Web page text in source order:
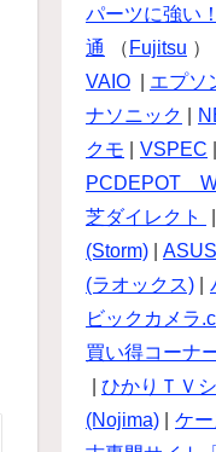
パーツに強い
通
（ Fujitsu ） |
VAIO
エプソ
ナソニック
クモ
VSPEC
PCDEPOT
芝ダイレクト
(Storm)
(ラオックス)
ビックカメラ
買い得コーナー
ひかりＴＶ
(Nojima)
ケ